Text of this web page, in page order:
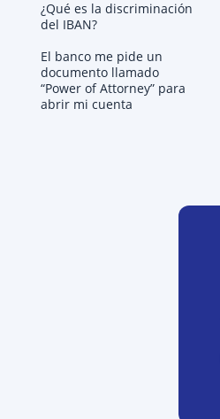
¿Qué es la discriminación
del IBAN?
El banco me pide un
documento llamado
“Power of Attorney” para
abrir mi cuenta